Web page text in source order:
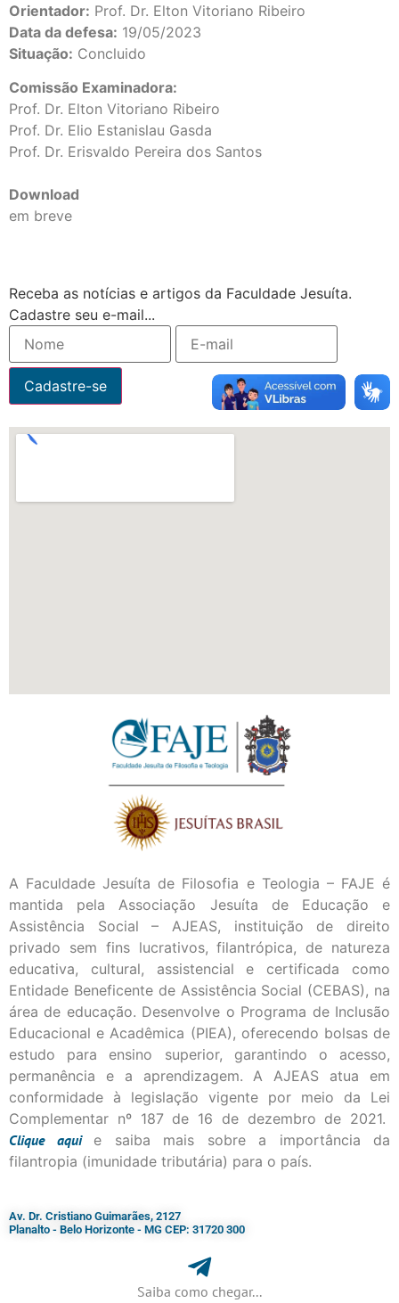
Orientador: Prof. Dr. Elton Vitoriano Ribeiro
Data da defesa: 19/05/2023
Situação: Concluido
Comissão Examinadora:
Prof. Dr. Elton Vitoriano Ribeiro
Prof. Dr. Elio Estanislau Gasda
Prof. Dr. Erisvaldo Pereira dos Santos
Download
em breve
Receba as notícias e artigos da Faculdade Jesuíta.
Cadastre seu e-mail...
A Faculdade Jesuíta de Filosofia e Teologia – FAJE é
mantida pela Associação Jesuíta de Educação e
Assistência Social – AJEAS, instituição de direito
privado sem fins lucrativos, filantrópica, de natureza
educativa, cultural, assistencial e certificada como
Entidade Beneficente de Assistência Social (CEBAS), na
área de educação. Desenvolve o Programa de Inclusão
Educacional e Acadêmica (PIEA), oferecendo bolsas de
estudo para ensino superior, garantindo o acesso,
permanência e a aprendizagem. A AJEAS atua em
conformidade à legislação vigente por meio da Lei
Complementar nº 187 de 16 de dezembro de 2021.
Cliqueaqui
e saiba mais sobre a importância da
filantropia (imunidade tributária) para o país.
Av. Dr. Cristiano Guimarães, 2127
Planalto - Belo Horizonte - MG CEP: 31720 300
Saiba como chegar...